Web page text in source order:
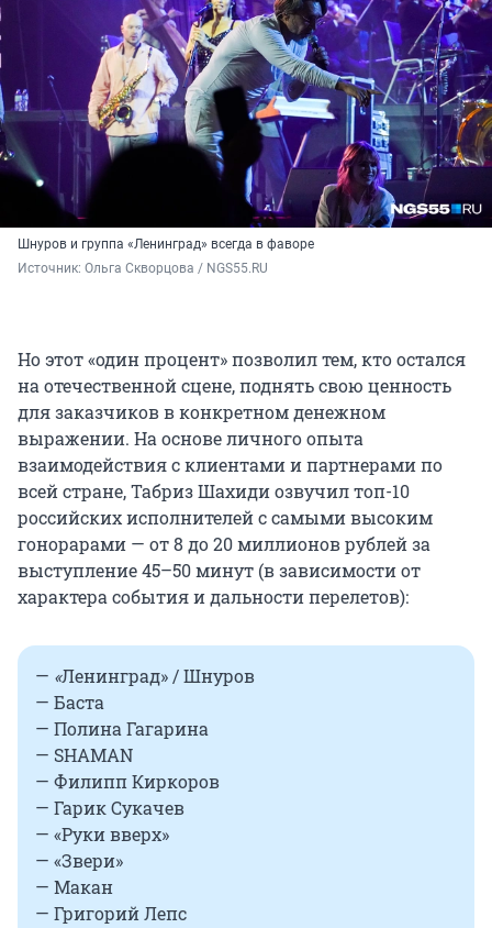
Шнуров и группа «Ленинград» всегда в фаворе
Источник: Ольга Скворцова / NGS55.RU
Но этот «один процент» позволил тем, кто остался
на отечественной сцене, поднять свою ценность
для заказчиков в конкретном денежном
выражении. На основе личного опыта
взаимодействия с клиентами и партнерами по
всей стране, Табриз Шахиди озвучил топ-10
российских исполнителей с самыми высоким
гонорарами — от 8 до 20 миллионов рублей за
выступление 45–50 минут (в зависимости от
характера события и дальности перелетов):
— «Ленинград» / Шнуров
— Баста
— Полина Гагарина
— SHAMAN
— Филипп Киркоров
— Гарик Сукачев
— «Руки вверх»
— «Звери»
— Макан
— Григорий Лепс